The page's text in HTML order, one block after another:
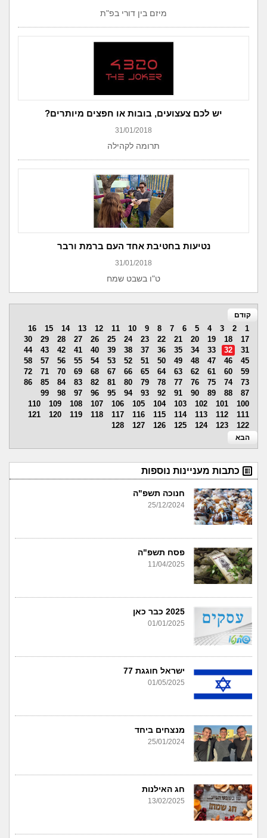
מיזם בין דורי בפ"ת
יש לכם צעצועים, בובות או חפצים מיותרים?
31/01/2018
תרומה לקהילה
נטיעות בחטיבת אחד העם ברמת ורבר
31/01/2018
ט"ו בשבט שמח
קודם
1
2
3
4
5
6
7
8
9
10
11
12
13
14
15
16
17
18
19
20
21
22
23
24
25
26
27
28
29
30
31
32
33
34
35
36
37
38
39
40
41
42
43
44
45
46
47
48
49
50
51
52
53
54
55
56
57
58
59
60
61
62
63
64
65
66
67
68
69
70
71
72
73
74
75
76
77
78
79
80
81
82
83
84
85
86
87
88
89
90
91
92
93
94
95
96
97
98
99
100
101
102
103
104
105
106
107
108
109
110
111
112
113
114
115
116
117
118
119
120
121
122
123
124
125
126
127
128
הבא
כתבות מעניינות נוספות
חנוכה תשפ"ה
25/12/2024
פסח תשפ"ה
11/04/2025
2025 כבר כאן
01/01/2025
ישראל חוגגת 77
01/05/2025
מנצחים ביחד
25/01/2024
חג האילנות
13/02/2025